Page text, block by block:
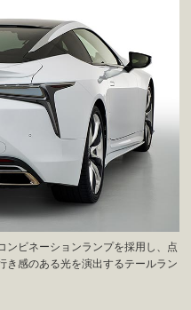
ンビネーションランプを採用し、点
き感のある光を演出するテールラン